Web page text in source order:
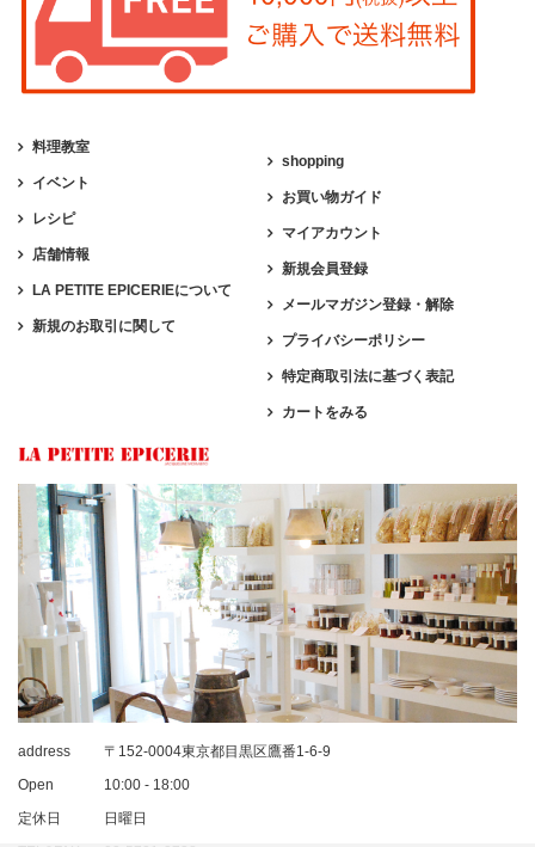
料理教室
イベント
レシピ
店舗情報
LA PETITE EPICERIEについて
新規のお取引に関して
shopping
お買い物ガイド
マイアカウント
新規会員登録
メールマガジン登録・解除
プライバシーポリシー
特定商取引法に基づく表記
カートをみる
address
〒152-0004東京都目黒区鷹番1-6-9
Open
10:00 - 18:00
定休日
日曜日